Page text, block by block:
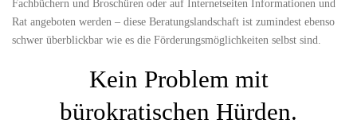
Fachbüchern und Broschüren oder auf Internetseiten Informationen und
Rat angeboten werden – diese Beratungslandschaft ist zumindest ebenso
schwer überblickbar wie es die Förderungsmöglichkeiten selbst sind.
Kein Problem mit
bürokratischen Hürden.